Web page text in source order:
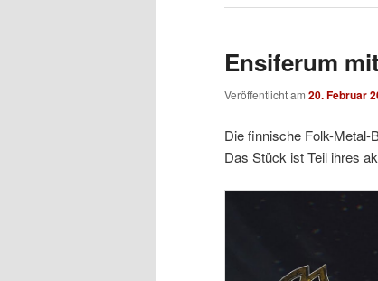
Ensiferum
Veröffentlicht am 20. Februar
Die finnische Folk-Metal-
Das Stück ist Teil ihres